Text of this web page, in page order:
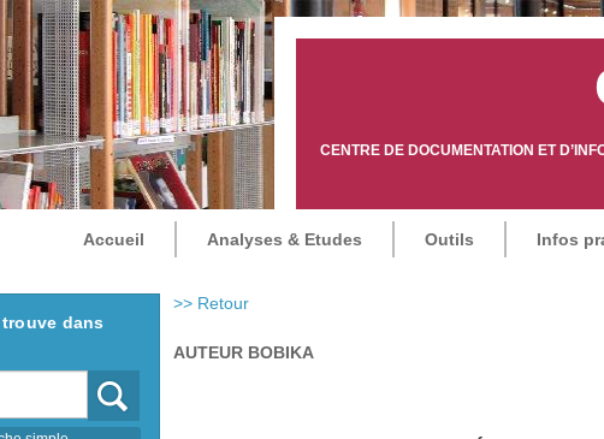
CENTRE DE DOCUMENTATION ET
Accueil Analyses & Etudes Outils Infos
>> Retour
AUTEUR BOBIKA
dans
Recherche